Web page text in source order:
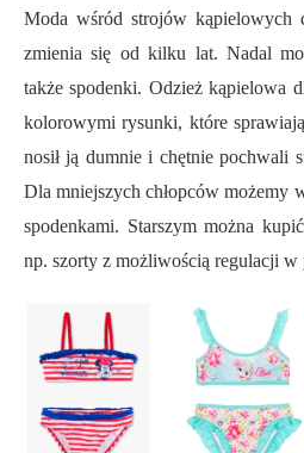
Moda wśród strojówkąpielowych
zmienia się od kilku lat. Nadal
także spodenki. Odzież kąpielowa
kolorowymi rysunki, które sprawiają
nosił ją dumnie i chętnie pochwali
Dla mniejszych chłopców możemy
spodenkami. Starszym można
np. szorty z możliwością regulacji w